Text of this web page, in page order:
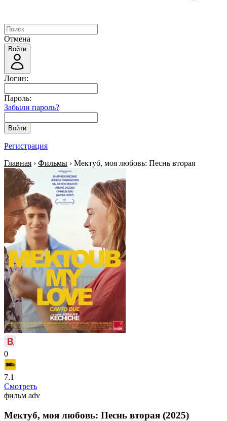
Отмена
Войти
Логин:
Пароль:
Забыли пароль?
Войти
Регистрация
Главная › Фильмы › Мектуб, моя любовь: Песнь вторая
0
7.1
Смотреть
фильм adv
Мектуб, моя любовь: Песнь вторая (2025)